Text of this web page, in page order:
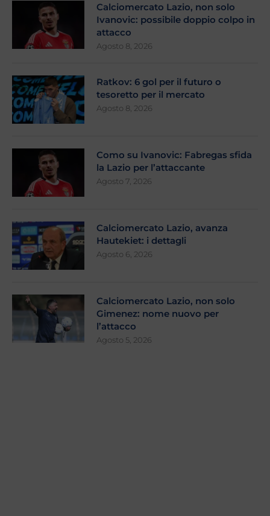
Calciomercato Lazio, non solo
Ivanovic: possibile doppio colpo in
attacco
Agosto 8, 2026
Ratkov: 6 gol per il futuro o
tesoretto per il mercato
Agosto 8, 2026
Como su Ivanovic: Fabregas sfida
la Lazio per l’attaccante
Agosto 7, 2026
Calciomercato Lazio, avanza
Hautekiet: i dettagli
Agosto 6, 2026
Calciomercato Lazio, non solo
Gimenez: nome nuovo per
l’attacco
Agosto 5, 2026